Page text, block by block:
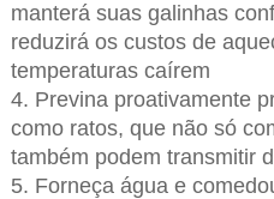
manterá suas galinhas
reduzirá os custos de
temperaturas caírem
4. Previna proativamente
como ratos, que não só
também podem transmitir
5. Forneça água e